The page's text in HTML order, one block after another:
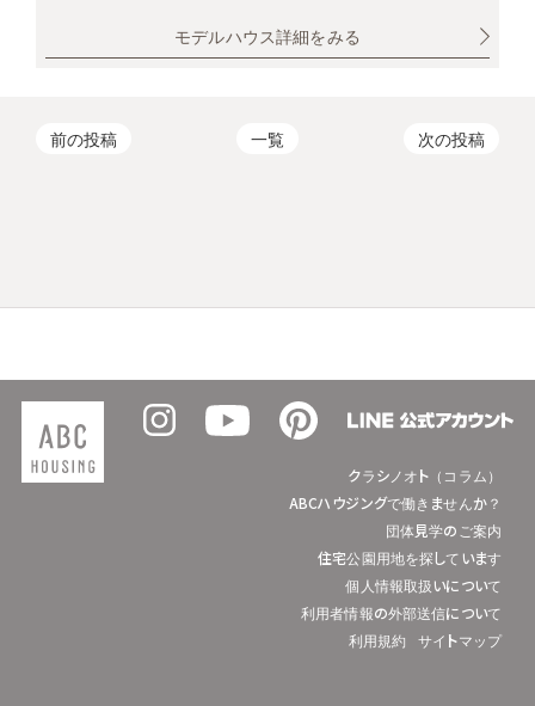
モデルハウス詳細をみる
前の投稿 一覧 次の投稿
クラシノオト（コラム）
ABCハウジングで働きませんか？
団体見学のご案内
住宅公園用地を探しています
個人情報取扱いについて
利用者情報の外部送信について
利用規約
サイトマップ